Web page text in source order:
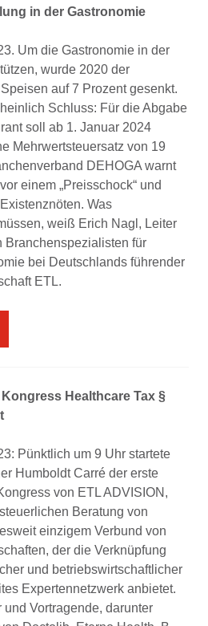
in der Gastronomie
Um die Gastronomie in der
wurde 2020 der
auf 7 Prozent gesenkt.
Schluss: Für die Abgabe
soll ab 1. Januar 2024
Mehrwertsteuersatz von 19
DEHOGA warnt
einem „Preisschock“ und
Was
weiß Erich Nagl, Leiter
Branchenspezialisten für
bei Deutschlands führender
ETL.
Healthcare Tax §
Pünktlich um 9 Uhr startete
Humboldt Carré der erste
von ETL ADVISION,
Beratung von
einzigem Verbund von
der die Verknüpfung
und betriebswirtschaftlicher
Expertennetzwerk anbietet.
und Vortragende, darunter